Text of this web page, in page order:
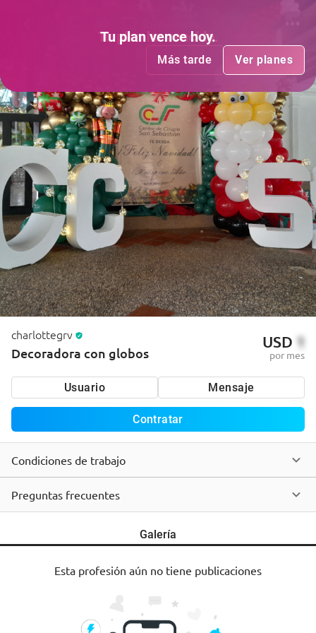
Tu plan ha vencido.
Más tarde Ver planes
Tu plan vence hoy.
Más tarde Ver planes
charlottegrv
Decoradora con globos
USD 1
por mes
Usuario Mensaje
Contratar
Condiciones de trabajo
Preguntas frecuentes
Galería
Esta profesión aún no tiene publicaciones